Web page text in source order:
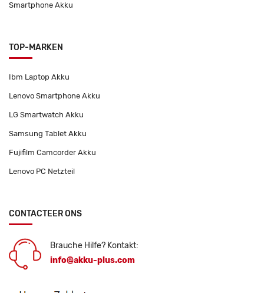
Smartphone Akku
TOP-MARKEN
Ibm Laptop Akku
Lenovo Smartphone Akku
LG Smartwatch Akku
Samsung Tablet Akku
Fujifilm Camcorder Akku
Lenovo PC Netzteil
CONTACTEER ONS
Brauche Hilfe? Kontakt:
info@akku-plus.com